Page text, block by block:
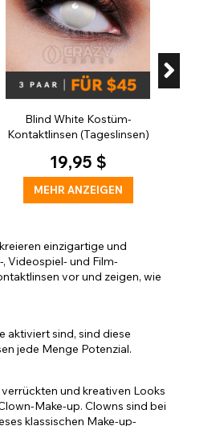
Blind White Kostüm-
Kontaktlinsen (Tageslinsen)
19,95 $
MEHR ANZEIGEN
einzigartige und
Videospiel- und Film-
vor und zeigen, wie
aktiviert sind, sind diese
jede Menge Potenzial.
und kreativen Looks
Make-up. Clowns sind bei
klassischen Make-up-